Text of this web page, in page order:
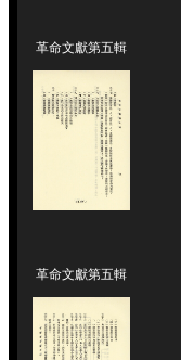
革命文獻第五輯
革命文獻第五輯